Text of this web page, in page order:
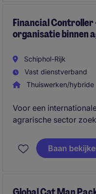
Financial
organisatie binnen
Schiphol-Rijk
Vast dienstverband
Thuiswerken/hybride
Voor een
agrarische sector
financiële
aangiftes, jaarwerk
Baan